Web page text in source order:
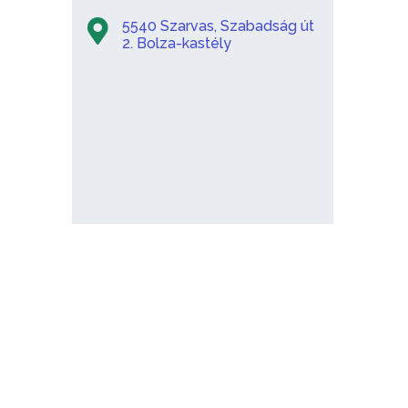
5540 Szarvas, Szabadság út
2. Bolza-kastély